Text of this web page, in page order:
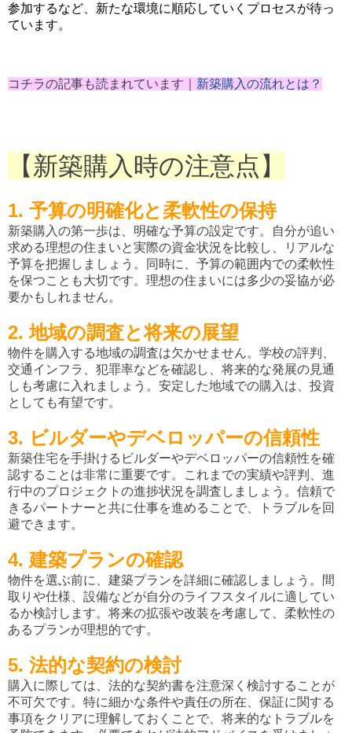
参加するなど、新たな環境に順応していくプロセスが待っ
ています。
コチラの記事も読まれています｜ 新築購入の流れとは？
【新築購入時の注意点】
1. 予算の明確化と柔軟性の保持
新築購入の第一歩は、明確な予算の設定です。自分が追い
求める理想の住まいと実際の資金状況を比較し、リアルな
予算を把握しましょう。同時に、予算の範囲内での柔軟性
を保つことも大切です。理想の住まいには多少の妥協が必
要かもしれません。
2. 地域の調査と将来の展望
物件を購入する地域の調査は欠かせません。学校の評判、
交通インフラ、犯罪率などを確認し、将来的な発展の見通
しも考慮に入れましょう。安定した地域での購入は、投資
としても有望です。
3. ビルダーやデベロッパーの信頼性
新築住宅を手掛けるビルダーやデベロッパーの信頼性を確
認することは非常に重要です。これまでの実績や評判、進
行中のプロジェクトの進捗状況を調査しましょう。信頼で
きるパートナーと共に仕事を進めることで、トラブルを回
避できます。
4. 建築プランの確認
物件を選ぶ前に、建築プランを詳細に確認しましょう。間
取りや仕様、設備などが自分のライフスタイルに適してい
るか検討します。将来の拡張や改装を考慮して、柔軟性の
あるプランが理想的です。
5. 法的な契約の検討
購入に際しては、法的な契約書を注意深く検討することが
不可欠です。特に細かな条件や責任の所在、保証に関する
事項をクリアに理解しておくことで、将来的なトラブルを